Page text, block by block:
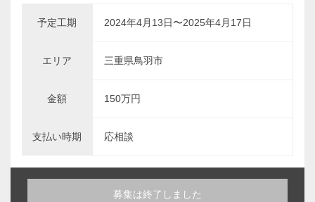
予定工期 2024年4月13日〜2025年4月17日
エリア 三重県鳥羽市
金額 150万円
支払い時期 応相談
募集は終了しました